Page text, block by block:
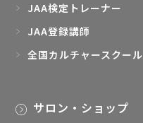
JAA検定トレーナー
JAA登録講師
全国カルチャースクール
サロン・ショップ